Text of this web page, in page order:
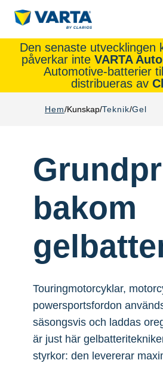
Den senaste utvecklingen
påverkar inte VARTA
Automotive-batterier
distribueras av
Hem Kunskap Teknik Gel
bakom
Touringmotorcyklar,
powersportsfordon
säsongsvis och laddas
är just här
styrkor: den levererar